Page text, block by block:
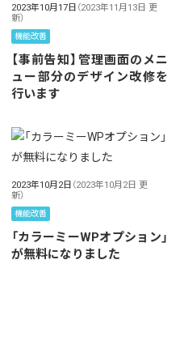
2023年10月17日 （2023年11月13日 更
新）
機能改善
【事前告知】管理画面のメニ
ュー部分のデザイン改修を
行います
2023年10月2日 （2023年10月2日 更
新）
機能改善
「カラーミーWPオプション」
が無料になりました